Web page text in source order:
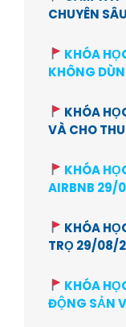
CHUYÊN
KHÓA
KHÔNG
KHÓA
VÀ CHO
KHÓA
AIRBNB 29/
KHÓA
TRỌ 29/08/
KHÓA
ĐỘNG SẢN